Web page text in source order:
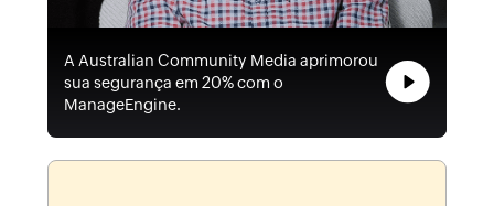
A Australian Community Media aprimorou
sua segurança em 20% com o
ManageEngine.